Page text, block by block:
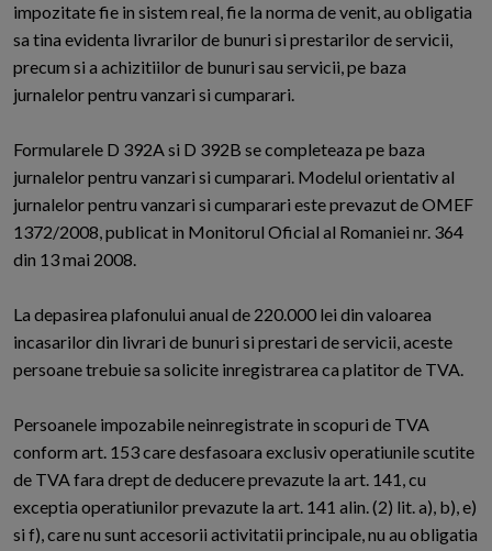
impozitate fie in sistem real, fie la norma de venit, au obligatia
sa tina evidenta livrarilor de bunuri si prestarilor de servicii,
precum si a achizitiilor de bunuri sau servicii, pe baza
jurnalelor pentru vanzari si cumparari.
Formularele D 392A si D 392B se completeaza pe baza
jurnalelor pentru vanzari si cumparari. Modelul orientativ al
jurnalelor pentru vanzari si cumparari este prevazut de OMEF
1372/2008, publicat in Monitorul Oficial al Romaniei nr. 364
din 13 mai 2008.
La depasirea plafonului anual de 220.000 lei din valoarea
incasarilor din livrari de bunuri si prestari de servicii, aceste
persoane trebuie sa solicite inregistrarea ca platitor de TVA.
Persoanele impozabile neinregistrate in scopuri de TVA
conform art. 153 care desfasoara exclusiv operatiunile scutite
de TVA fara drept de deducere prevazute la art. 141, cu
exceptia operatiunilor prevazute la art. 141 alin. (2) lit. a), b), e)
si f), care nu sunt accesorii activitatii principale, nu au obligatia